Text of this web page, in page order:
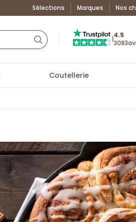
Sélections Marques Nos
Truspilot : La
4.5
3083
Coutellerie